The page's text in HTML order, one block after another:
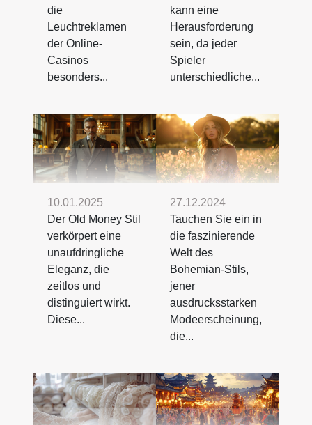
die
Leuchtreklamen
der Online-
Casinos
besonders...
kann eine
Herausforderung
sein, da jeder
Spieler
unterschiedliche...
10.01.2025
Der Old Money Stil
verkörpert eine
unaufdringliche
Eleganz, die
zeitlos und
distinguiert wirkt.
Diese...
27.12.2024
Tauchen Sie ein in
die faszinierende
Welt des
Bohemian-Stils,
jener
ausdrucksstarken
Modeerscheinung,
die...